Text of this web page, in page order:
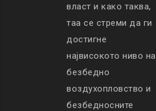
власт и како таква,
таа се стреми да ги
достигне
највисокото ниво на
безбедно
воздухопловство и
безбедносните